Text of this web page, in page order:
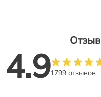
4.91799 отзывов